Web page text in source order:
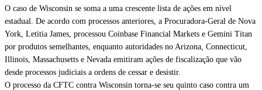
O caso de Wisconsin se soma a uma crescente lista de ações em nível
estadual. De acordo com processos anteriores, a Procuradora-Geral de Nova
York, Letitia James, processou Coinbase Financial Markets e Gemini Titan
por produtos semelhantes, enquanto autoridades no Arizona, Connecticut,
Illinois, Massachusetts e Nevada emitiram ações de fiscalização que vão
desde processos judiciais a ordens de cessar e desistir.
O processo da CFTC contra Wisconsin torna-se seu quinto caso contra um